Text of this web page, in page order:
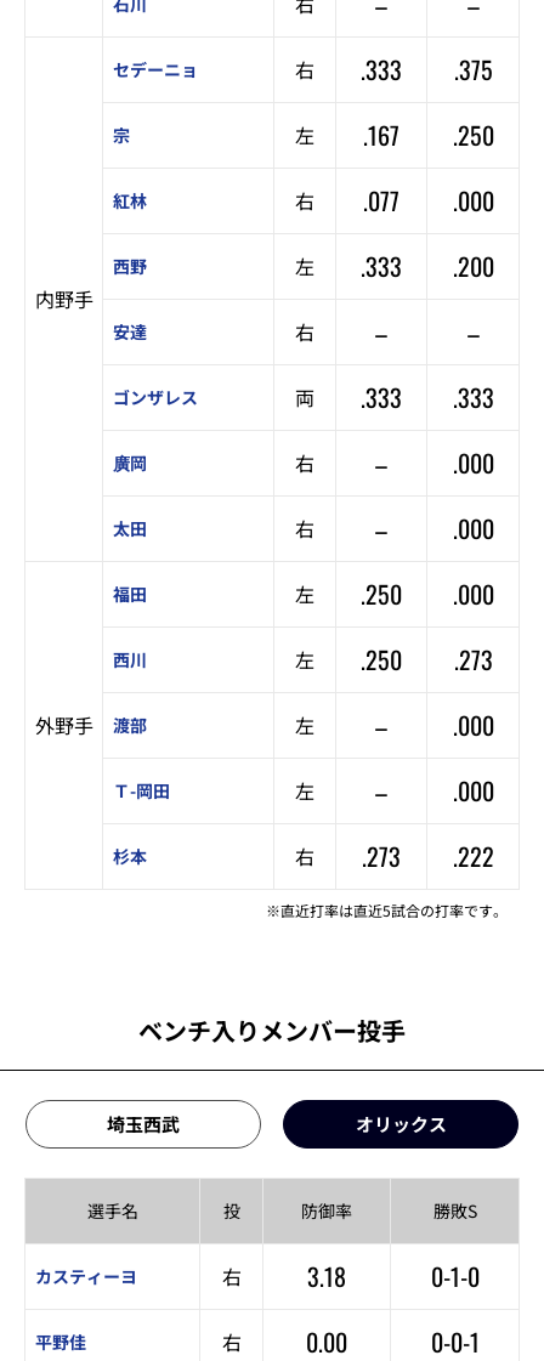
内野手
セデーニョ 右 .333 .375
宗 左 .167 .250
紅林 右 .077 .000
西野 左 .333 .200
安達 右 – –
ゴンザレス 両 .333 .333
廣岡 右 – .000
太田 右 – .000
外野手
福田 左 .250 .000
西川 左 .250 .273
渡部 左 – .000
Ｔ-岡田 左 – .000
杉本 右 .273 .222
※直近打率は直近5試合の打率です。
ベンチ入りメンバー投手
埼玉西武 オリックス
選手名 投 防御率 勝敗S
カスティーヨ 右 3.18 0-1-0
平野佳 右 0.00 0-0-1